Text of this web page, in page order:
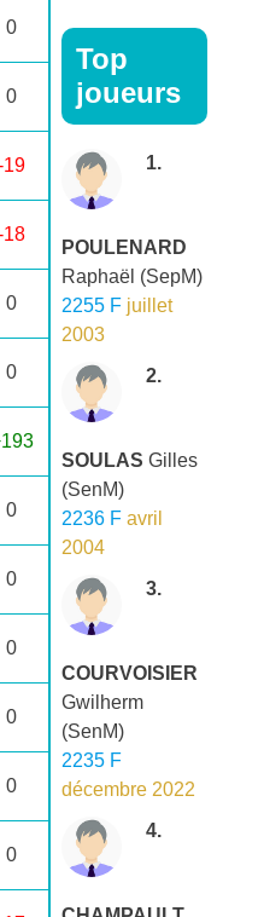
0
0
19
18
0
0
0
0
0
0
0
0
Top
joueurs
1.
POULENARD
Raphaël (SepM)
2255 F juillet
2003
2.
SOULAS Gilles
(SenM)
2236 F avril
2004
3.
COURVOISIER
Gwilherm
(SenM)
2235 F
décembre 2022
4.